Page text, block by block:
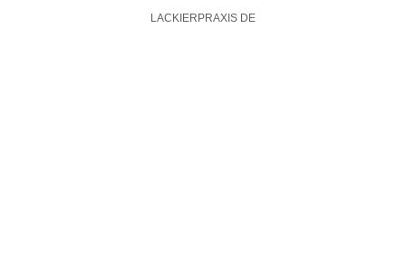
LACKIERPRAXIS DE